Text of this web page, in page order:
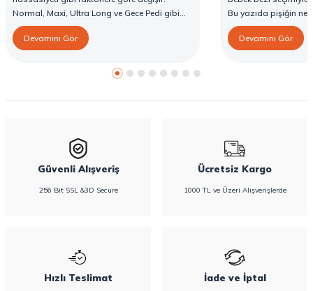
Normal, Maxi, Ultra Long ve Gece Pedi gibi
farklı seçenekler, farklı ihtiyaçlara yönelik
koruma sunar. Doğru ped seçimi gün boyu
rehberde hijyenik ped çeşitleri, seçim kriterleri
Devamını Gör
Bu yazıda pişiğin
yöntemlerini ve
karşı destekleyici
Devamını Gör
Güvenli Alışveriş
256 Bit SSL &3D Secure
Ücretsiz Kargo
1000 TL ve Üzeri Alışverişlerde
Hızlı Teslimat İade ve İptal